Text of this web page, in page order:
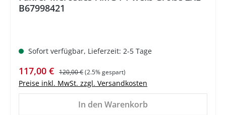
B67998421
Sofort verfügbar, Lieferzeit: 2-5 Tage
Verkaufspreis:
117,00 € Regulärer Preis:
120,00 €(2.5% gespart)
Preise inkl. MwSt. zzgl. Versandkosten
In den Warenkorb